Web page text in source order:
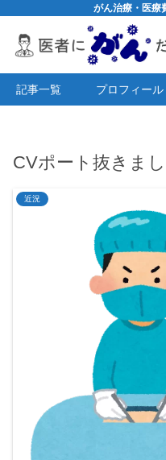
がん治療・医療
記事一覧 プロフィール
CVポート抜きま
近況